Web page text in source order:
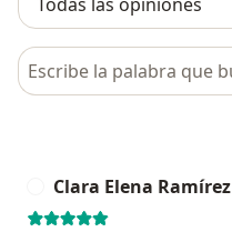
Busca en opiniones
Clara Elena Ramírez